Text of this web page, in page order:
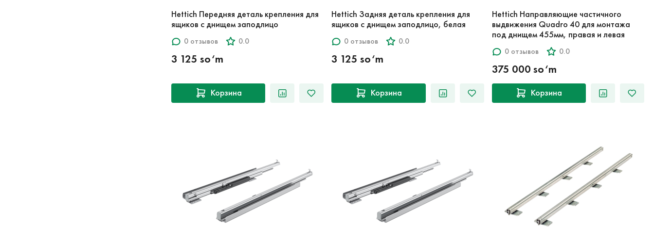
Hettich Передняя деталь крепления для
ящиков с днищем заподлицо
0 отзывов 0.0
3 125 so‘m
Корзина
Hettich Задняя деталь крепления для
ящиков с днищем заподлицо, белая
0 отзывов 0.0
3 125 so‘m
Корзина
Hettich Направляющие частичного
выдвижения Quadro 40 для монтажа
под днищем 455мм, правая и левая
0 отзывов 0.0
375 000 so‘m
Корзина